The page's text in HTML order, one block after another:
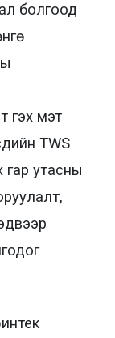
болгоод
гэх мэт
TWS
утасны